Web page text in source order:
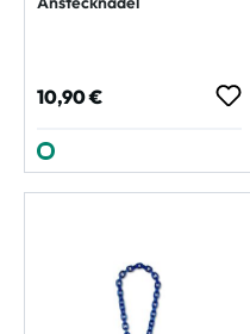
Regulärer Preis:
10,90 €